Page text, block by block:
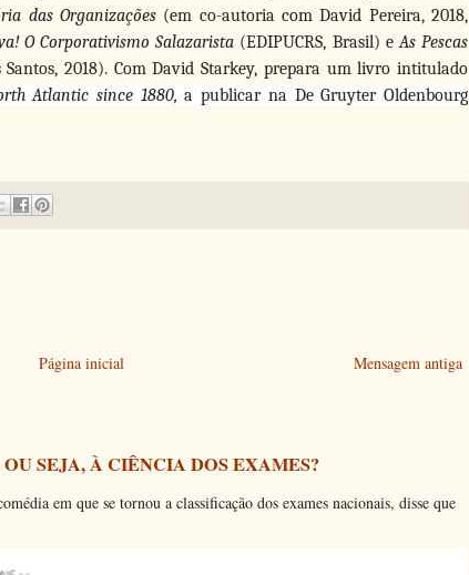
das Organizações(em co-autoria com David Pereira, 2018,
O Corporativismo Salazarista (EDIPUCRS, Brasil) eAs Pescas
2018). Com David Starkey, prepara um livro intitulado
Atlantic since 1880,a publicar na De Gruyter Oldenbourg
Mensagem antiga
Página inicial
SEJA, À CIÊNCIA DOS EXAMES?
em que se tornou a classificação dos exames nacionais, disse que